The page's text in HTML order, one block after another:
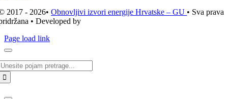
2017 - 2026•Obnovljivi izvori energije Hrvatske – GU • Sva prava
• Developed by
Page load link